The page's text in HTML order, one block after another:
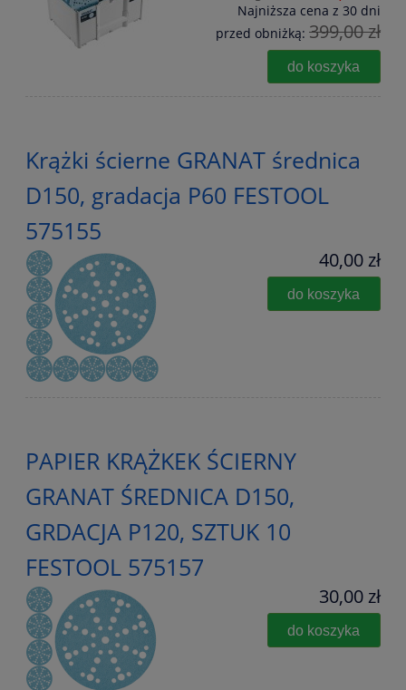
Najniższa cena z 30 dni
przed obniżką: 399,00 zł
do koszyka
Krążki ścierne GRANAT średnica
D150, gradacja P60 FESTOOL
575155
40,00 zł
do koszyka
PAPIER KRĄŻKEK ŚCIERNY
GRANAT ŚREDNICA D150,
GRDACJA P120, SZTUK 10
FESTOOL 575157
30,00 zł
do koszyka